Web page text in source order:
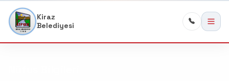
Kiraz
Belediyesi